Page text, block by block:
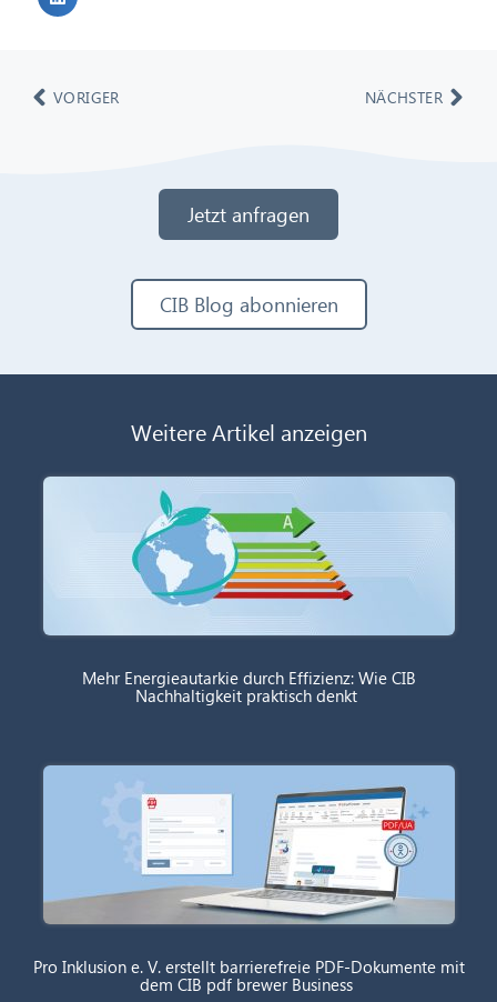
VORIGER NÄCHSTER
Jetzt anfragen
CIB Blog abonnieren
Weitere Artikel anzeigen
Mehr Energieautarkie durch Effizienz: Wie CIB
Nachhaltigkeit praktisch denkt
Pro Inklusion e. V. erstellt barrierefreie PDF-Dokumente mit
dem CIB pdf brewer Business